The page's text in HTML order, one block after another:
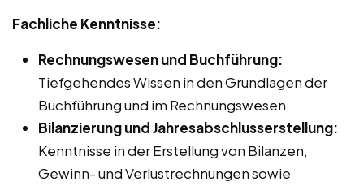
Fachliche Kenntnisse:
Rechnungswesen und Buchführung:
Tiefgehendes Wissen in den Grundlagen der
Buchführung und im Rechnungswesen.
Bilanzierung und Jahresabschlusserstellung:
Kenntnisse in der Erstellung von Bilanzen,
Gewinn- und Verlustrechnungen sowie